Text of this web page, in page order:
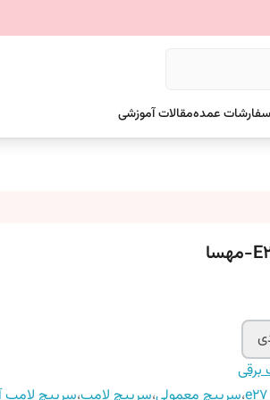
سفارشات عمدهمقالات آموزشی
برقی